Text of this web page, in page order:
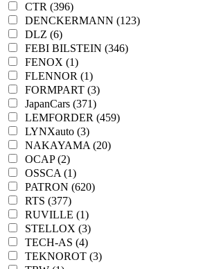
CTR (396)
DENCKERMANN (123)
DLZ (6)
FEBI BILSTEIN (346)
FENOX (1)
FLENNOR (1)
FORMPART (3)
JapanCars (371)
LEMFORDER (459)
LYNXauto (3)
NAKAYAMA (20)
OCAP (2)
OSSCA (1)
PATRON (620)
RTS (377)
RUVILLE (1)
STELLOX (3)
TECH-AS (4)
TEKNOROT (3)